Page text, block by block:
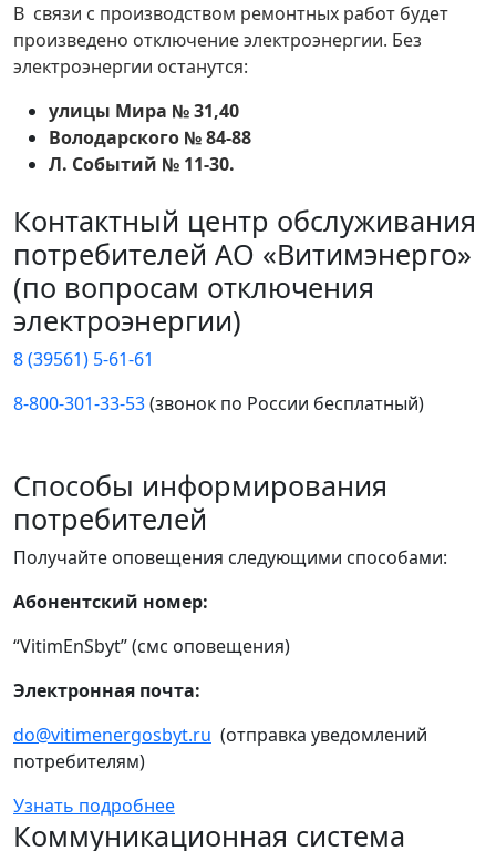
В связи с производством ремонтных работ будет
произведено отключение электроэнергии. Без
электроэнергии останутся:
улицы Мира № 31,40
Володарского № 84-88
Л. Событий № 11-30.
Контактный центр обслуживания
потребителей АО «Витимэнерго»
(по вопросам отключения
электроэнергии)
8 (39561) 5-61-61
8-800-301-33-53(звонок по России бесплатный)
Способы информирования
потребителей
Получайте оповещения следующими способами:
Абонентский номер:
“VitimEnSbyt” (смс оповещения)
Электронная почта:
do@vitimenergosbyt.ru (отправка уведомлений
потребителям)
Узнать подробнее
Коммуникационная система